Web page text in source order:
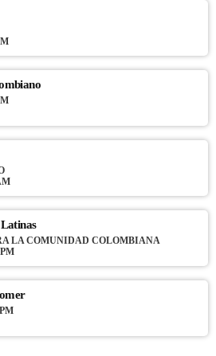
LA COMUNIDAD COLOMBIANA